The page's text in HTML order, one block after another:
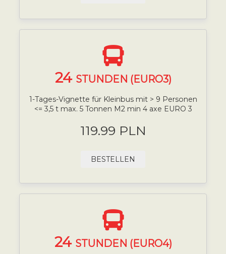
24 STUNDEN (EURO3)
1-Tages-Vignette für Kleinbus mit > 9 Personen
<= 3,5 t max. 5 Tonnen M2 min 4 axe EURO 3
119.99 PLN
BESTELLEN
24 STUNDEN (EURO4)